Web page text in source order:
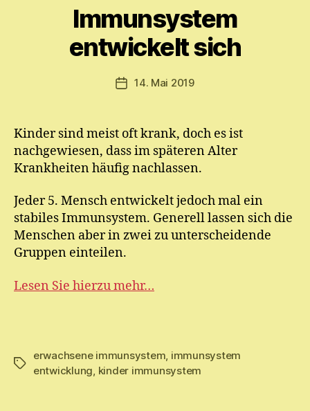
Immunsystem
entwickelt sich
Beitragsautor
n
M
y
ri
m
ic
h
el
Veröffentlichungsdatum
14. Mai 2019
Kinder sind meist oft krank, doch es ist
nachgewiesen, dass im späteren Alter
Krankheiten häufig nachlassen.
Jeder 5. Mensch entwickelt jedoch mal ein
stabiles Immunsystem. Generell lassen sich die
Menschen aber in zwei zu unterscheidende
Gruppen einteilen.
Lesen Sie hierzu mehr…
Schlagwörter
erwachsene immunsystem, immunsystem
entwicklung, kinder immunsystem